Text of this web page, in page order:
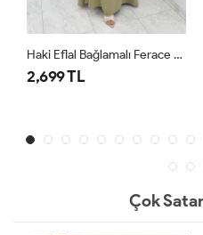
Haki Eflal Bağlamalı Ferace Premium Seri Tesettür Giyim
2,699 TL
Çok